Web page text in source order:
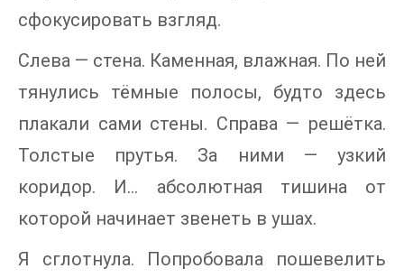
сфокусировать взгляд.
Слева — стена. Каменная, влажная. По ней
тянулись тёмные полосы, будто здесь
плакали сами стены. Справа — решётка.
Толстые прутья. За ними — узкий
коридор. И… абсолютная тишина от
которой начинает звенеть в ушах.
Я сглотнула. Попробовала пошевелить